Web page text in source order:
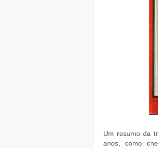
Um resumo da
anos, como